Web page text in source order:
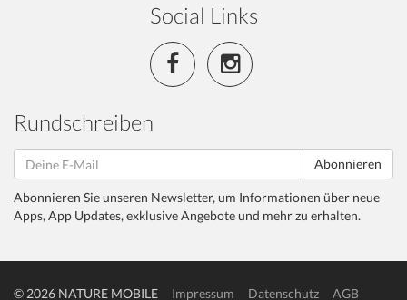
Social Links
Rundschreiben
Abonnieren
Abonnieren Sie unseren Newsletter, um Informationen über neue
Apps, App Updates, exklusive Angebote und mehr zu erhalten.
© 2026 NATURE MOBILE Impressum Datenschutz AGB